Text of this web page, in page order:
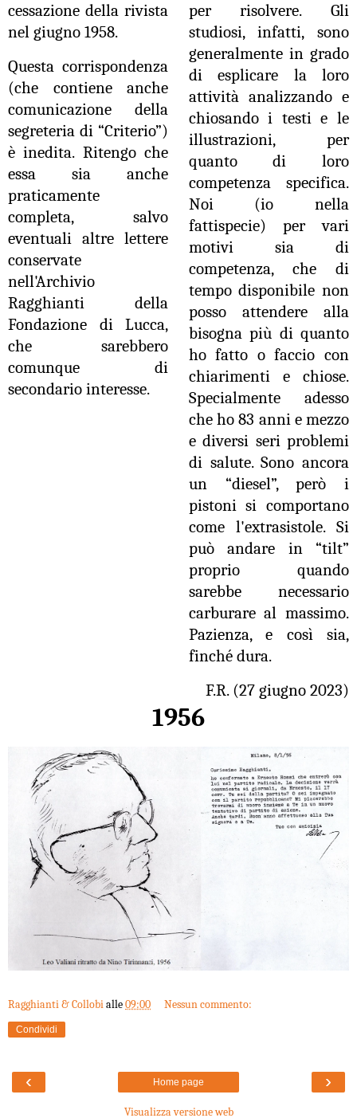
cessazione della rivista
nel giugno 1958.
Questa corrispondenza
(che contiene anche
comunicazione della
segreteria di “Criterio”)
è inedita. Ritengo che
essa sia anche
praticamente
completa, salvo
eventuali altre lettere
conservate
nell'Archivio
Ragghianti della
Fondazione di Lucca,
che sarebbero
comunque di
secondario interesse.
per risolvere. Gli
studiosi, infatti, sono
generalmente in grado
di esplicare la loro
attività analizzando e
chiosando i testi e le
illustrazioni, per
quanto di loro
competenza specifica.
Noi (io nella
fattispecie) per vari
motivi sia di
competenza, che di
tempo disponibile non
posso attendere alla
bisogna più di quanto
ho fatto o faccio con
chiarimenti e chiose.
Specialmente adesso
che ho 83 anni e mezzo
e diversi seri problemi
di salute. Sono ancora
un “diesel”, però i
pistoni si comportano
come l'extrasistole. Si
può andare in “tilt”
proprio quando
sarebbe necessario
carburare al massimo.
Pazienza, e così sia,
finché dura.
F.R. (27 giugno 2023)
1956
Ragghianti & Collobialle09:00 Nessun commento:
Condividi
‹ ›
Home page
Visualizza versione web